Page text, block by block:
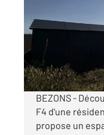
Visiter le site
BEZONS -
F4 d'une
propose un